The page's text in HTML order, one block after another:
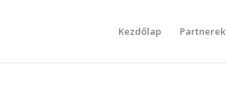
Kezdőlap Partnerek